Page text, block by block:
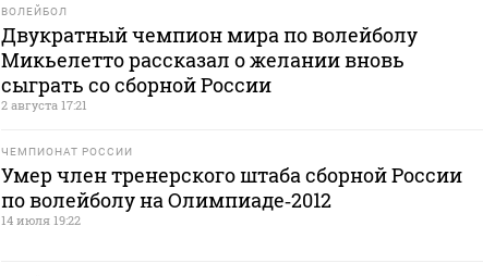
ВОЛЕЙБОЛ
Двукратный чемпион мира по волейболу
Микьелетто рассказал о желании вновь
сыграть со сборной России
2 августа 17:21
ЧЕМПИОНАТ РОССИИ
Умер член тренерского штаба сборной России
по волейболу на Олимпиаде‑2012
14 июля 19:22